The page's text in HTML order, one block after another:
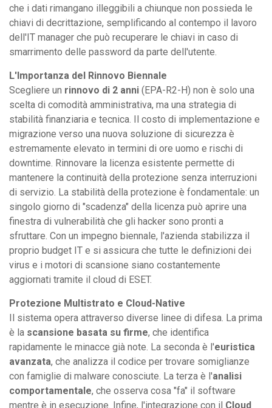
che i dati rimangano illeggibili a chiunque non possieda le
chiavi di decrittazione, semplificando al contempo il lavoro
dell'IT manager che può recuperare le chiavi in caso di
smarrimento delle password da parte dell'utente.
L'Importanza del Rinnovo Biennale
Scegliere un rinnovo di 2 anni (EPA-R2-H) non è solo una
scelta di comodità amministrativa, ma una strategia di
stabilità finanziaria e tecnica. Il costo di implementazione e
migrazione verso una nuova soluzione di sicurezza è
estremamente elevato in termini di ore uomo e rischi di
downtime. Rinnovare la licenza esistente permette di
mantenere la continuità della protezione senza interruzioni
di servizio. La stabilità della protezione è fondamentale: un
singolo giorno di "scadenza" della licenza può aprire una
finestra di vulnerabilità che gli hacker sono pronti a
sfruttare. Con un impegno biennale, l'azienda stabilizza il
proprio budget IT e si assicura che tutte le definizioni dei
virus e i motori di scansione siano costantemente
aggiornati tramite il cloud di ESET.
Protezione Multistrato e Cloud-Native
Il sistema opera attraverso diverse linee di difesa. La prima
è la scansione basata su firme, che identifica
rapidamente le minacce già note. La seconda è l'euristica
avanzata, che analizza il codice per trovare somiglianze
con famiglie di malware conosciute. La terza è l'analisi
comportamentale, che osserva cosa "fa" il software
mentre è in esecuzione. Infine, l'integrazione con il Cloud